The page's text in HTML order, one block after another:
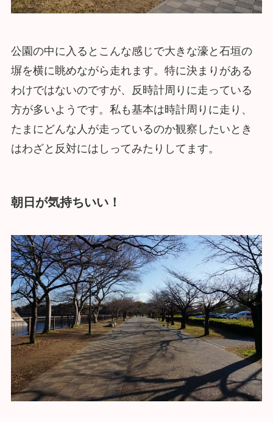
公園の中に入るとこんな感じで大きな濠と石垣の
塀を横に眺めながら走れます。特に決まりがある
わけではないのですが、反時計周りに走っている
方が多いようです。私も基本は時計周りに走り、
たまにどんな人が走っているのか観察したいとき
はわざと反対にはしってみたりしてます。
朝日が気持ちいい！